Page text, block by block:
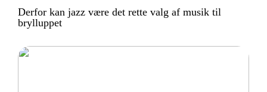
Derfor kan jazz være det rette valg af musik til
brylluppet